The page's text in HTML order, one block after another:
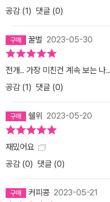
공감 (1) 댓글 (0)
꿀벌 2023-05-30
전개.. 가장 미친건 계속 보는 나..
공감 (1) 댓글 (0)
쉘위 2023-05-20
재밌어요
공감 (0) 댓글 (0)
커피콩 2023-05-21